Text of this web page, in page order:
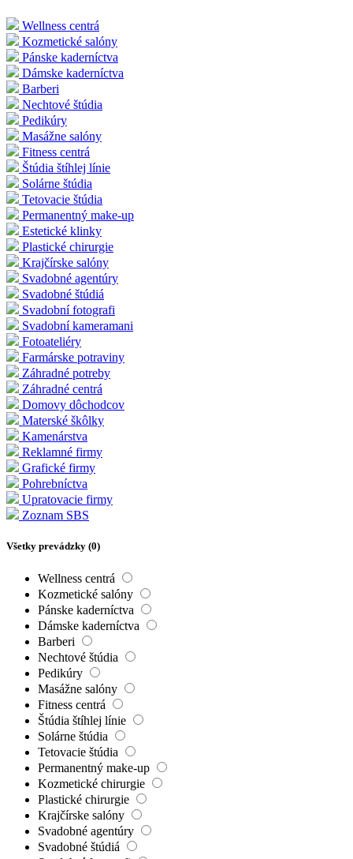
Wellness centrá
Kozmetické salóny
Pánske kaderníctva
Dámske kaderníctva
Barberi
Nechtové štúdia
Pedikúry
Masážne salóny
Fitness centrá
Štúdia štíhlej línie
Solárne štúdia
Tetovacie štúdia
Permanentný make-up
Estetické klinky
Plastické chirurgie
Krajčírske salóny
Svadobné agentúry
Svadobné štúdiá
Svadobní fotografi
Svadobní kameramani
Fotoateliéry
Farmárske potraviny
Záhradné potreby
Záhradné centrá
Domovy dôchodcov
Materské škôlky
Kamenárstva
Reklamné firmy
Grafické firmy
Pohrebníctva
Upratovacie firmy
Zoznam SBS
Všetky prevádzky (0)
Wellness centrá
Kozmetické salóny
Pánske kaderníctva
Dámske kaderníctva
Barberi
Nechtové štúdia
Pedikúry
Masážne salóny
Fitness centrá
Štúdia štíhlej línie
Solárne štúdia
Tetovacie štúdia
Permanentný make-up
Kozmetické chirurgie
Plastické chirurgie
Krajčírske salóny
Svadobné agentúry
Svadobné štúdiá